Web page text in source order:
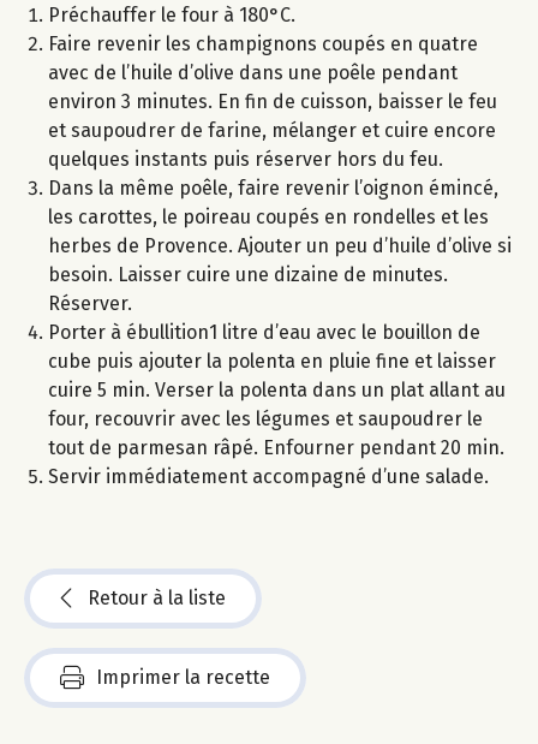
Préchauffer le four à 180°C.
Faire revenir les champignons coupés en quatre
avec de l’huile d’olive dans une poêle pendant
environ 3 minutes. En fin de cuisson, baisser le feu
et saupoudrer de farine, mélanger et cuire encore
quelques instants puis réserver hors du feu.
Dans la même poêle, faire revenir l’oignon émincé,
les carottes, le poireau coupés en rondelles et les
herbes de Provence. Ajouter un peu d’huile d’olive si
besoin. Laisser cuire une dizaine de minutes.
Réserver.
Porter à ébullition1 litre d’eau avec le bouillon de
cube puis ajouter la polenta en pluie fine et laisser
cuire 5 min. Verser la polenta dans un plat allant au
four, recouvrir avec les légumes et saupoudrer le
tout de parmesan râpé. Enfourner pendant 20 min.
Servir immédiatement accompagné d’une salade.
Retour à la liste
Imprimer la recette